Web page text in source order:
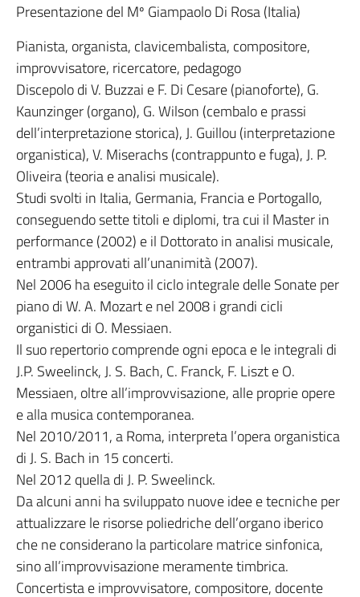
Presentazione del Mº Giampaolo Di Rosa (Italia)
Pianista, organista, clavicembalista, compositore,
improvvisatore, ricercatore, pedagogo
Discepolo di V. Buzzai e F. Di Cesare (pianoforte), G.
Kaunzinger (organo), G. Wilson (cembalo e prassi
dell’interpretazione storica), J. Guillou (interpretazione
organistica), V. Miserachs (contrappunto e fuga), J. P.
Oliveira (teoria e analisi musicale).
Studi svolti in Italia, Germania, Francia e Portogallo,
conseguendo sette titoli e diplomi, tra cui il Master in
performance (2002) e il Dottorato in analisi musicale,
entrambi approvati all’unanimità (2007).
Nel 2006 ha eseguito il ciclo integrale delle Sonate per
piano di W. A. Mozart e nel 2008 i grandi cicli
organistici di O. Messiaen.
Il suo repertorio comprende ogni epoca e le integrali di
J.P. Sweelinck, J. S. Bach, C. Franck, F. Liszt e O.
Messiaen, oltre all’improvvisazione, alle proprie opere
e alla musica contemporanea.
Nel 2010/2011, a Roma, interpreta l’opera organistica
di J. S. Bach in 15 concerti.
Nel 2012 quella di J. P. Sweelinck.
Da alcuni anni ha sviluppato nuove idee e tecniche per
attualizzare le risorse poliedriche dell’organo iberico
che ne considerano la particolare matrice sinfonica,
sino all’improvvisazione meramente timbrica.
Concertista e improvvisatore, compositore, docente